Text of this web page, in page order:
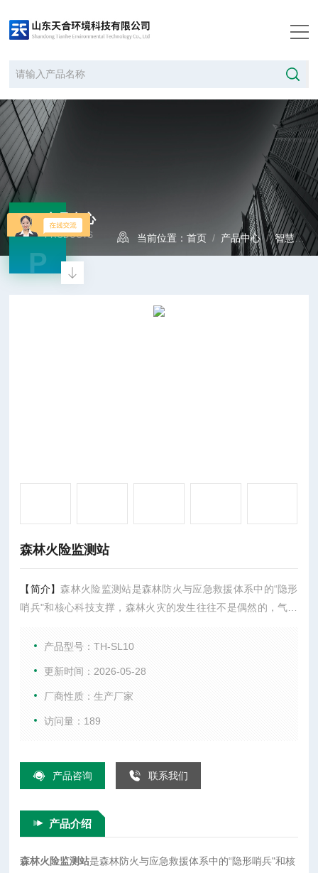
产品中心
PRODUCTS
P
当前位置：首页 / 产品中心/智慧气象
森林火险监测站
【简介】森林火险监测站是森林防火与应急救援体系中的“隐形
哨兵"和核心科技支撑，森林火灾的发生往往不是偶然的，气象
测林区的风速风向、空气温度、相对湿度、太阳辐射等关键气
险等级并触发智能预警。这为防火部门提前部署巡护力量、清
理易燃物以及科学调配救援
产品型号：TH-SL10
更新时间：2026-05-28
厂商性质：生产厂家
访问量：189
产品咨询 联系我们
产品介绍
森林火险监测站是森林防火与应急救援体系中的“隐形哨兵"和核